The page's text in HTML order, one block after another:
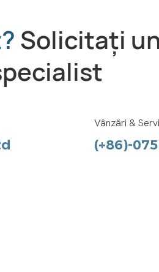
Solicitați
Vânzări &
(+86)-